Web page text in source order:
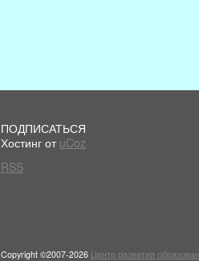
ПОДПИСАТЬСЯ
Хостинг от uCoz
RSS
Copyright ©2007-2026 Центр развития